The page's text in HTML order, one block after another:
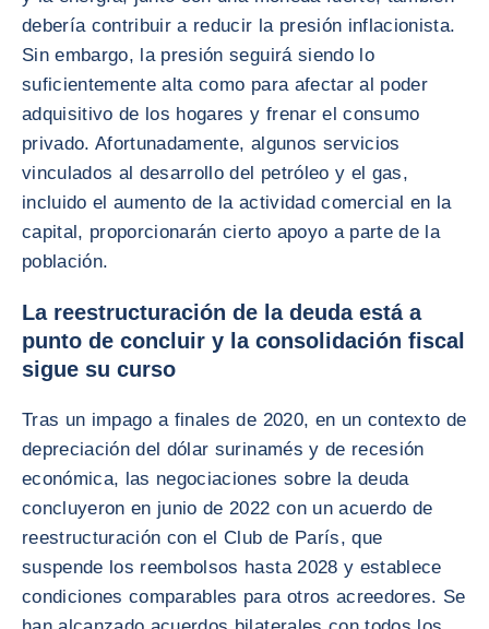
debería contribuir a reducir la presión inflacionista.
Sin embargo, la presión seguirá siendo lo
suficientemente alta como para afectar al poder
adquisitivo de los hogares y frenar el consumo
privado. Afortunadamente, algunos servicios
vinculados al desarrollo del petróleo y el gas,
incluido el aumento de la actividad comercial en la
capital, proporcionarán cierto apoyo a parte de la
población.
La reestructuración de la deuda está a
punto de concluir y la consolidación fiscal
sigue su curso
Tras un impago a finales de 2020, en un contexto de
depreciación del dólar surinamés y de recesión
económica, las negociaciones sobre la deuda
concluyeron en junio de 2022 con un acuerdo de
reestructuración con el Club de París, que
suspende los reembolsos hasta 2028 y establece
condiciones comparables para otros acreedores. Se